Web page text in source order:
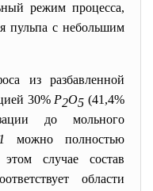
режим процесса,
пульпа с небольшим
из разбавленной
30% Р2О5 (41,4%
до мольного
можно полностью
случае состав
области